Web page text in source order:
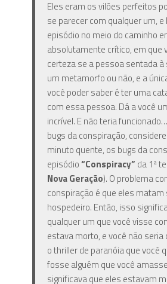
Eles eram os vilões perfeitos
se parecer com qualquer um, e
episódio no meio do caminho
absolutamente crítico, em que
certeza se a pessoa sentada
um metamorfo ou não, e a
você poder saber é ter uma
com essa pessoa. Dá a você
incrível. E não teria
bugs da conspiração,
minuto quente, os bugs da
episódio“Conspiracy” da 1ª
Nova Geração). O problema
conspiração é que eles matam
hospedeiro. Então, isso
qualquer um que você visse
estava morto, e você não seria
o thriller de paranóia que você
fosse alguém que você
significava que eles estavam